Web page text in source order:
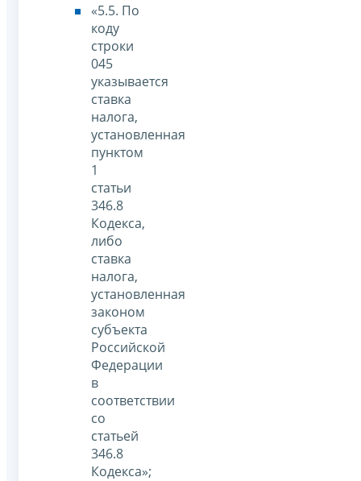
«5.5. По
коду
строки
045
указывается
ставка
налога,
установленная
пунктом
1
статьи
346.8
Кодекса,
либо
ставка
налога,
установленная
законом
субъекта
Российской
Федерации
в
соответствии
со
статьей
346.8
Кодекса»;